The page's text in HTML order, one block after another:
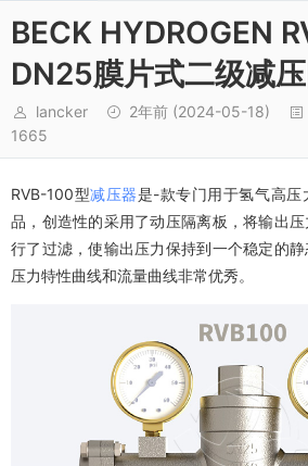
BECK HYDROGEN
DN25膜片式二级减
lancker 2年前 (2024-05-18)
1665
RVB-100型减压器是-款专门用于氢气高压
品，创造性的采用了动压隔离板，将输出
行了过滤，使输出压力保持到一个稳定的
压力特性曲线和流量曲线非常优秀。